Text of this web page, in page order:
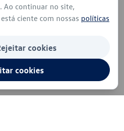
Ao continuar no site,
ciente com nossas políticas
cookies
cookies